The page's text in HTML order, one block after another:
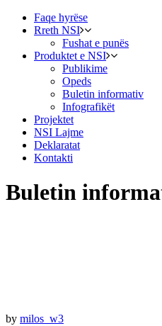
Faqe hyrëse
Rreth NSI
Fushat e punës
Produktet e NSI
Publikime
Opeds
Buletin informativ
Infografikët
Projektet
NSI Lajme
Deklaratat
Kontakti
Buletin
by milos_w3